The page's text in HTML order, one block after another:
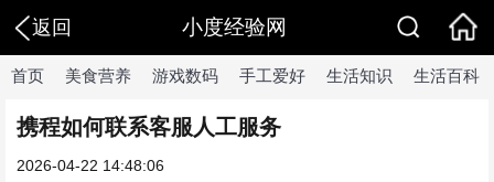
返回 小度经验网
首页 美食营养 游戏数码 手工爱好 生活知识 生活百科
携程如何联系客服人工服务
2026-04-22 14:48:06